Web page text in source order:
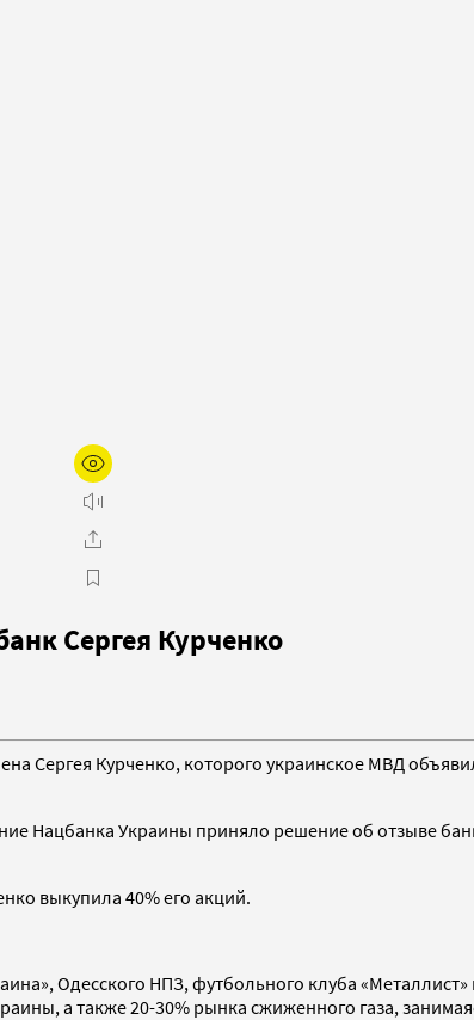
Сергея Курченко
Сергея Курченко, которого украинское МВД
Нацбанка Украины приняло решение об отзыве
выкупила 40% его акций.
Одесского НПЗ, футбольного клуба
а также 20-30% рынка сжиженного газа,